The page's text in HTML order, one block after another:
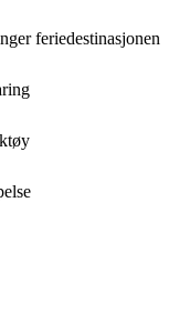
feriedestinasjonen